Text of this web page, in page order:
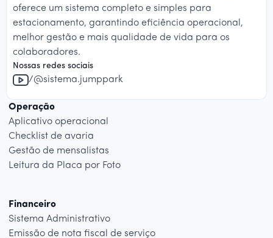
oferece um sistema completo e simples para
estacionamento, garantindo eficiência operacional,
melhor gestão e mais qualidade de vida para os
colaboradores.
Nossas redes sociais
/@sistema.jumppark
Operação
Aplicativo operacional
Checklist de avaria
Gestão de mensalistas
Leitura da Placa por Foto
Financeiro
Sistema Administrativo
Emissão de nota fiscal de serviço